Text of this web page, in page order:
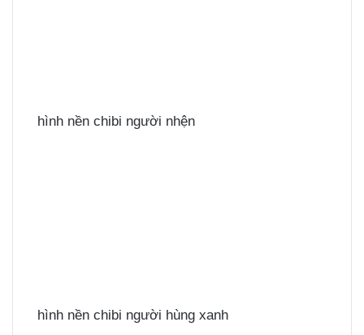
hình nền chibi người nhện
hình nền chibi người hùng xanh